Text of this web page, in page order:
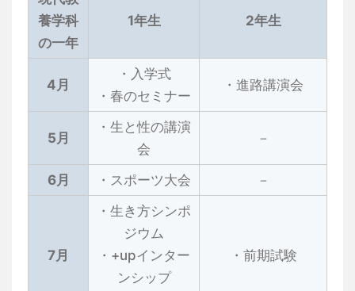
養学科
の一年
1年生 2年生
4月
・入学式
・春のセミナー
・進路講演会
5月
・生と性の講演
会
－
6月 ・スポーツ大会 －
7月
・生き方シンポ
ジウム
・+upインター
ンシップ
・前期試験